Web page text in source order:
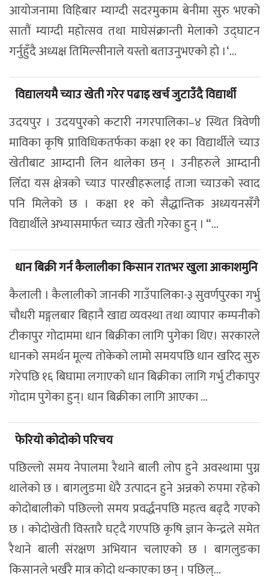
आयोजनामा विहिबार म्याग्दी सदरमुकाम बेनीमा सुरु भएको
सातौं म्याग्दी महोत्सव तथा माघेसंक्रान्ती मेलाको उद्घाटन
गर्नुहुँदै अध्यक्ष तिमिल्सीनाले यस्तो बताउनुभएको हो ।‘...
विद्यालयमै च्याउ खेती गरेर पढाइ खर्च जुटाउँदै विद्यार्थी
उदयपुर । उदयपुरको कटारी नगरपालिका–४ स्थित त्रिवेणी
माविका कृषि प्राविधिकतर्फका कक्षा ११ का विद्यार्थीले च्याउ
खेतीबाट आम्दानी लिन थालेका छन् । उनीहरुले आम्दानी
लिँदा यस क्षेत्रको च्याउ पारखीहरूलाई ताजा च्याउको स्वाद
पनि मिलेको छ । कक्षा ११ को सैद्धान्तिक अध्ययनसँगै
विद्यार्थीले अभ्यासमार्फत च्याउ खेती गरेका हुन् । “...
धान बिक्री गर्न कैलालीका किसान रातभर खुला आकाशमुनि
कैलाली । कैलालीको जानकी गाउँपालिका-३ सुवर्णपुरका गर्भु
चौधरी मङ्गलबार बिहानै खाद्य व्यवस्था तथा व्यापार कम्पनीको
टीकापुर गोदाममा धान बिक्रीका लागि पुगेका थिए। सरकारले
धानको समर्थन मूल्य तोकेको लामो समयपछि धान खरिद सुरु
गरेपछि १६ बिघामा लगाएको धान बिक्रीका लागि गर्भु टीकापुर
गोदाम पुगेका हुन्। धान बिक्रीका लागि आएका ...
फेरियो कोदोको परिचय
पछिल्लो समय नेपालमा रैथाने बाली लोप हुने अवस्थामा पुग्न
थालेको छ । बागलुङमा धेरै उत्पादन हुने अन्नको रुपमा रहेको
कोदोबालीको पछिल्लो समय प्रवर्द्धनपछि महत्व बढ्दै गएको
छ । कोदोखेती विस्तारै घट्दै गएपछि कृषि ज्ञान केन्द्रले समेत
रैथाने बाली संरक्षण अभियान चलाएको छ । बागलुङका
किसानले भर्खरै मात्र कोदो थन्काएका छन् । पछिल्...